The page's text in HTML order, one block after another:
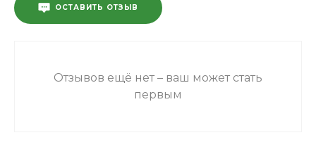
ОСТАВИТЬ ОТЗЫВ
Отзывов ещё нет – ваш может стать
первым